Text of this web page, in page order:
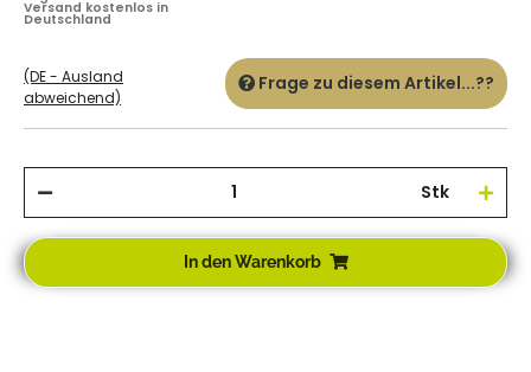
Versand kostenlos in
Deutschland
(DE - Ausland
abweichend)
Frage zu diesem Artikel...??
Stk
In den Warenkorb